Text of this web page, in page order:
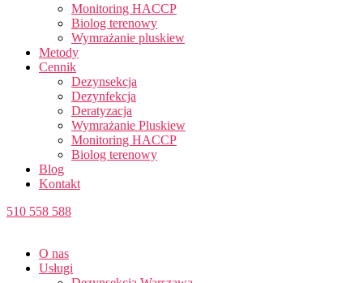
Monitoring HACCP
Biolog terenowy
Wymrażanie pluskiew
Metody
Cennik
Dezynsekcja
Dezynfekcja
Deratyzacja
Wymrażanie Pluskiew
Monitoring HACCP
Biolog terenowy
Blog
Kontakt
510 558 588
O nas
Usługi